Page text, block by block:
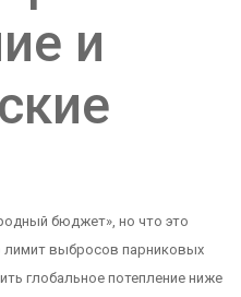
и
бюджет», но что это
лимит выбросов парниковых
глобальное потепление ниже